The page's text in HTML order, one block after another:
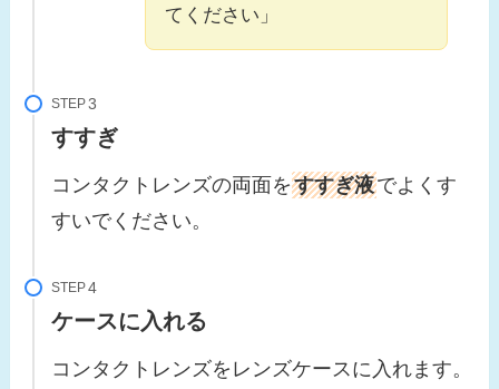
てください」
STEP
すすぎ
コンタクトレンズの両面をすすぎ液でよくす
すいでください。
STEP
ケースに入れる
コンタクトレンズをレンズケースに入れます。